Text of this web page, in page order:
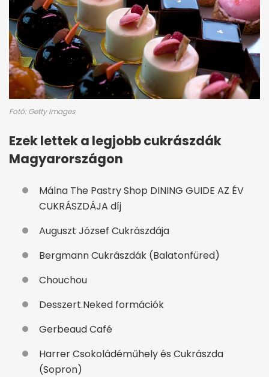
Fotó: Getty Images
Ezek lettek a legjobb cukrászdák
Magyarországon
Málna The Pastry Shop DINING GUIDE AZ ÉV
CUKRÁSZDÁJA díj
Auguszt József Cukrászdája
Bergmann Cukrászdák (Balatonfüred)
Chouchou
Desszert.Neked formációk
Gerbeaud Café
Harrer Csokoládéműhely és Cukrászda
(Sopron)